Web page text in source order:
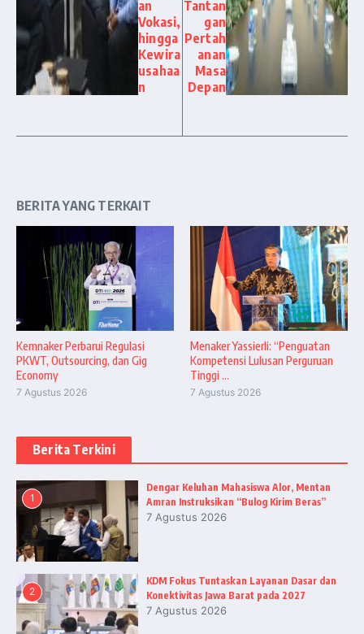
an
Vokasi,
hingga
Kewira
usahaa
n
Tantan
gan
Pertah
anan
Masa
Depan
BERITA YANG TERKAIT
Kemnaker Perbarui Regulasi
PKWT, Outsourcing, dan Gig
Economy
7 Agustus 2026
Menaker Yassierli: “Penguatan
Kompetensi Lulusan Perguruan
Tinggi ...
7 Agustus 2026
Berita Terkini
1
Dengar Keluhan Mahasiswa Alor, Mentan
Amran Instruksikan “Bulog Kirim Beras”
7 Agustus 2026
2
KDM Fokus Tuntaskan Layanan Dasar dan
Konektivitas Jawa Barat pada 2027
7 Agustus 2026